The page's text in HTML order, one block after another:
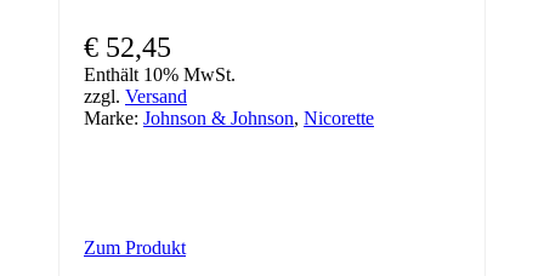
€ 52,45
Enthält 10% MwSt.
zzgl. Versand
Marke: Johnson & Johnson, Nicorette
Zum Produkt